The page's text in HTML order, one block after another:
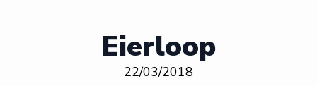
Eierloop
22/03/2018